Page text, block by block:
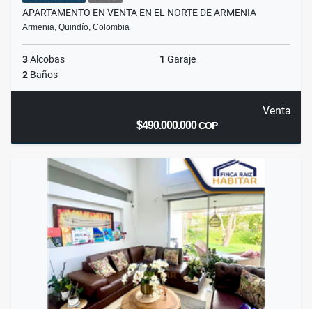
APARTAMENTO EN VENTA EN EL NORTE DE ARMENIA
Armenia, Quindío, Colombia
3Alcobas 1 Garaje
2 Baños
Venta
$490.000.000COP